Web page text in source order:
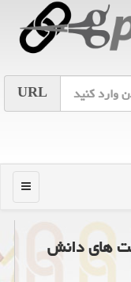
URL
منو
شرکت های دانش